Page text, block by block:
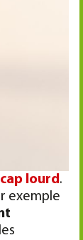
lourd.
exemple